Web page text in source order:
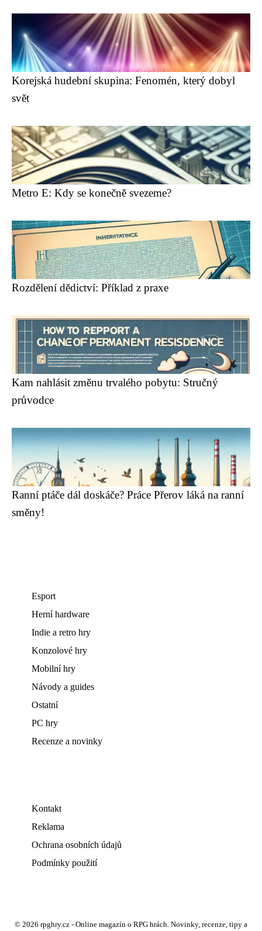
Korejská hudební skupina: Fenomén, který dobyl
svět
Metro E: Kdy se konečně svezeme?
Rozdělení dědictví: Příklad z praxe
Kam nahlásit změnu trvalého pobytu: Stručný
průvodce
Ranní ptáče dál doskáče? Práce Přerov láká na ranní
směny!
Esport
Herní hardware
Indie a retro hry
Konzolové hry
Mobilní hry
Návody a guides
Ostatní
PC hry
Recenze a novinky
Kontakt
Reklama
Ochrana osobních údajů
Podmínky použití
© 2026 rpghry.cz - Online magazín o RPG hrách. Novinky, recenze, tipy a